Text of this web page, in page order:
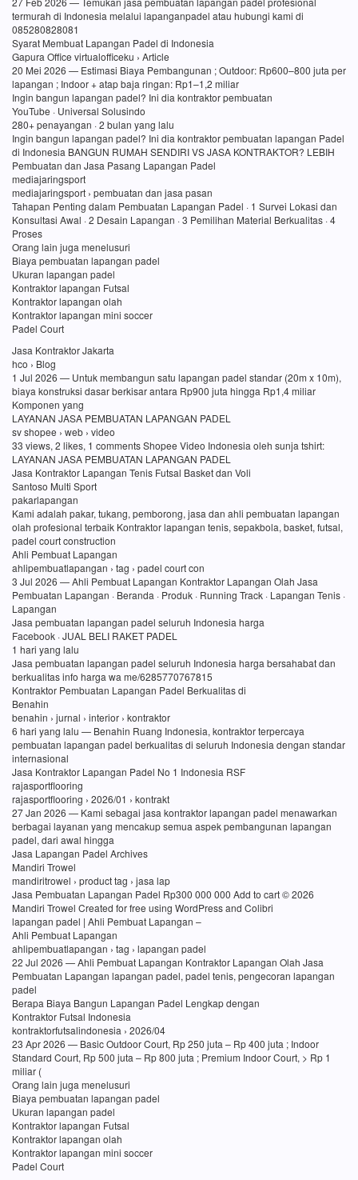
termurah di Indonesia melalui lapanganpadel atau hubungi kami di
085280828081
Syarat Membuat Lapangan Padel di Indonesia
Gapura Office virtualofficeku › Article
20 Mei 2026 — Estimasi Biaya Pembangunan ; Outdoor: Rp600–800 juta per
lapangan ; Indoor + atap baja ringan: Rp1–1,2 miliar
Ingin bangun lapangan padel? Ini dia kontraktor pembuatan
YouTube · Universal Solusindo
280+ penayangan · 2 bulan yang lalu
Ingin bangun lapangan padel? Ini dia kontraktor pembuatan lapangan Padel
di Indonesia BANGUN RUMAH SENDIRI VS JASA KONTRAKTOR? LEBIH
Pembuatan dan Jasa Pasang Lapangan Padel
mediajaringsport
mediajaringsport › pembuatan dan jasa pasan
Tahapan Penting dalam Pembuatan Lapangan Padel · 1 Survei Lokasi dan
Konsultasi Awal · 2 Desain Lapangan · 3 Pemilihan Material Berkualitas · 4
Proses
Orang lain juga menelusuri
Biaya pembuatan lapangan padel
Ukuran lapangan padel
Kontraktor lapangan Futsal
Kontraktor lapangan olah
Kontraktor lapangan mini soccer
Padel Court
Jasa Kontraktor Jakarta
hco › Blog
1 Jul 2026 — Untuk membangun satu lapangan padel standar (20m x 10m),
biaya konstruksi dasar berkisar antara Rp900 juta hingga Rp1,4 miliar
Komponen yang
LAYANAN JASA PEMBUATAN LAPANGAN PADEL
sv shopee › web › video
33 views, 2 likes, 1 comments Shopee Video Indonesia oleh sunja tshirt:
LAYANAN JASA PEMBUATAN LAPANGAN PADEL
Jasa Kontraktor Lapangan Tenis Futsal Basket dan Voli
Santoso Multi Sport
pakarlapangan
Kami adalah pakar, tukang, pemborong, jasa dan ahli pembuatan lapangan
olah profesional terbaik Kontraktor lapangan tenis, sepakbola, basket, futsal,
padel court construction
Ahli Pembuat Lapangan
ahlipembuatlapangan › tag › padel court con
3 Jul 2026 — Ahli Pembuat Lapangan Kontraktor Lapangan Olah Jasa
Pembuatan Lapangan · Beranda · Produk · Running Track · Lapangan Tenis ·
Lapangan
Jasa pembuatan lapangan padel seluruh Indonesia harga
Facebook · JUAL BELI RAKET PADEL
1 hari yang lalu
Jasa pembuatan lapangan padel seluruh Indonesia harga bersahabat dan
berkualitas info harga wa me/6285770767815
Kontraktor Pembuatan Lapangan Padel Berkualitas di
Benahin
benahin › jurnal › interior › kontraktor
6 hari yang lalu — Benahin Ruang Indonesia, kontraktor terpercaya
pembuatan lapangan padel berkualitas di seluruh Indonesia dengan standar
internasional
Jasa Kontraktor Lapangan Padel No 1 Indonesia RSF
rajasportflooring
rajasportflooring › 2026/01 › kontrakt
27 Jan 2026 — Kami sebagai jasa kontraktor lapangan padel menawarkan
berbagai layanan yang mencakup semua aspek pembangunan lapangan
padel, dari awal hingga
Jasa Lapangan Padel Archives
Mandiri Trowel
mandiritrowel › product tag › jasa lap
Jasa Pembuatan Lapangan Padel Rp300 000 000 Add to cart © 2026
Mandiri Trowel Created for free using WordPress and Colibri
lapangan padel | Ahli Pembuat Lapangan –
Ahli Pembuat Lapangan
ahlipembuatlapangan › tag › lapangan padel
22 Jul 2026 — Ahli Pembuat Lapangan Kontraktor Lapangan Olah Jasa
Pembuatan Lapangan lapangan padel, padel tenis, pengecoran lapangan
padel
Berapa Biaya Bangun Lapangan Padel Lengkap dengan
Kontraktor Futsal Indonesia
kontraktorfutsalindonesia › 2026/04
23 Apr 2026 — Basic Outdoor Court, Rp 250 juta – Rp 400 juta ; Indoor
Standard Court, Rp 500 juta – Rp 800 juta ; Premium Indoor Court, > Rp 1
miliar (
Orang lain juga menelusuri
Biaya pembuatan lapangan padel
Ukuran lapangan padel
Kontraktor lapangan Futsal
Kontraktor lapangan olah
Kontraktor lapangan mini soccer
Padel Court